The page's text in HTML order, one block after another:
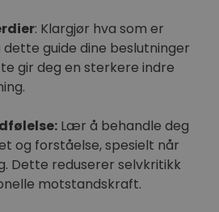
: Klargjør hva som er
guide dine beslutninger
gir deg en sterkere indre
Lær å behandle deg
og forståelse, spesielt når
Dette reduserer selvkritikk
motstandskraft.